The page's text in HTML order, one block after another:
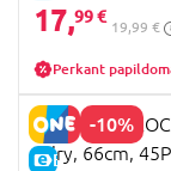
17,99 €
19,99 €
Perkant
-10%
E-KAINA
FLOSS AND
Fairy, 66cm,